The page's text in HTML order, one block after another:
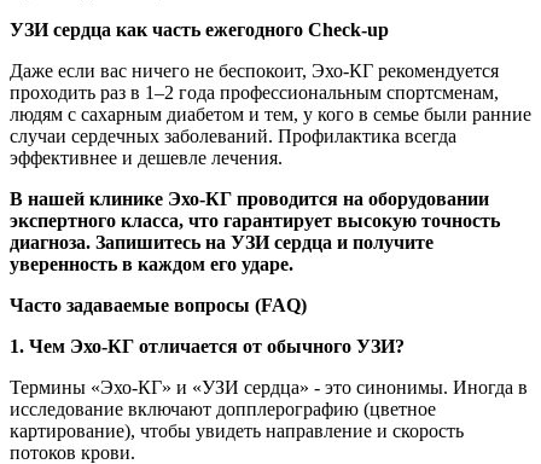
УЗИ сердца как часть ежегодного Check-up
Даже если вас ничего не беспокоит, Эхо-КГ рекомендуется
проходить раз в 1–2 года профессиональным спортсменам,
людям с сахарным диабетом и тем, у кого в семье были ранние
случаи сердечных заболеваний. Профилактика всегда
эффективнее и дешевле лечения.
В нашей клинике Эхо-КГ проводится на оборудовании
экспертного класса, что гарантирует высокую точность
диагноза. Запишитесь на УЗИ сердца и получите
уверенность в каждом его ударе.
Часто задаваемые вопросы (FAQ)
1. Чем Эхо-КГ отличается от обычного УЗИ?
Термины «Эхо-КГ» и «УЗИ сердца» - это синонимы. Иногда в
исследование включают допплерографию (цветное
картирование), чтобы увидеть направление и скорость
потоков крови.